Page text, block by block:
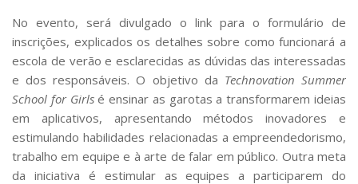
No evento, será divulgado o link para o formulário de
inscrições, explicados os detalhes sobre como funcionará a
escola de verão e esclarecidas as dúvidas das interessadas
e dos responsáveis. O objetivo da Technovation Summer
School for Girlsé ensinar as garotas a transformarem ideias
em aplicativos, apresentando métodos inovadores e
estimulando habilidades relacionadas a empreendedorismo,
trabalho em equipe e à arte de falar em público. Outra meta
da iniciativa é estimular as equipes a participarem do